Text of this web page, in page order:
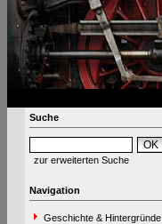
Suche
zur erweiterten Suche
Navigation
Geschichte & Hintergründe